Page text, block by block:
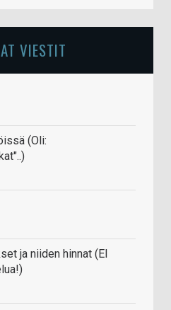
VIESTIT
(Oli:
ja niiden hinnat (EI